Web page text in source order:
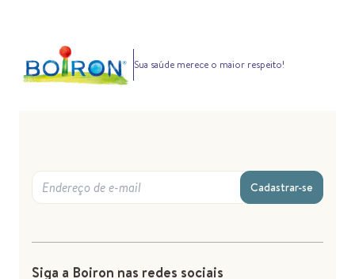
Sua saúde merece o maior respeito!
Cadastrar-se
Siga a Boiron nas redes sociais